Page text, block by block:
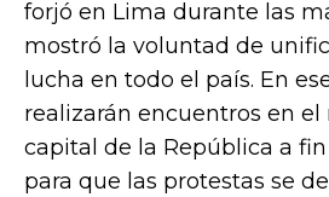
forjó en Lima durante las
mostró la voluntad de
lucha en todo el país. En
realizarán encuentros en el
capital de la República a
para que las protestas se